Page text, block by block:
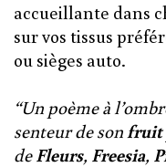
accueillante dans
sur vos tissus
ou sièges auto.
“Un poème à
senteur de son fruit
deFleurs, Freesia,